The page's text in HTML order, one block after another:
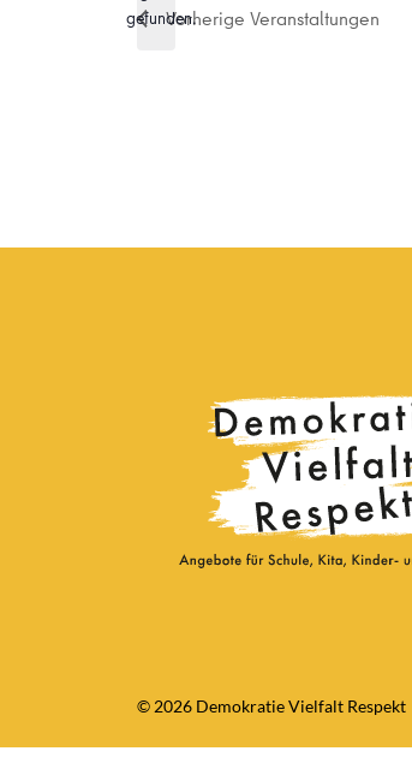
gefunden.Vorherige Veranstaltungen
© 2026 Demokratie Vielfalt Respekt